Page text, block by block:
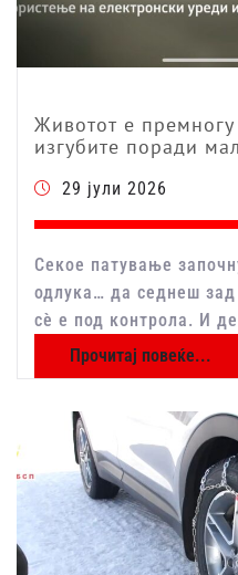
Животот е
изгубите поради
29 јули 2026
Секое патување
одлука… да седнеш
сѐ е под контрола. И
Прочитај повеќе...